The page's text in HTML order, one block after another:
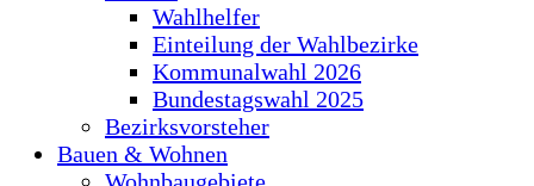
Wahlhelfer
Einteilung der Wahlbezirke
Kommunalwahl 2026
Bundestagswahl 2025
Bezirksvorsteher
Bauen & Wohnen